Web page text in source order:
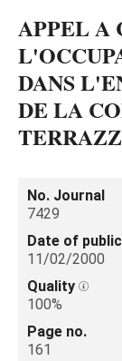
APPEL A
DANS
DE LA
No. Journal
7429
Date of
11/02/2000
Quality
100%
Page no.
161